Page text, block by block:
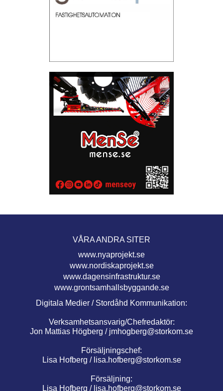
VÅRA ANDRA SITER
www.nyaprojekt.se
www.nordiskaprojekt.se
www.dagensinfrastruktur.se
www.grontsamhallsbyggande.se
Digitala Medier / Stordåhd Kommunikation:
Verksamhetsansvarig/Chefredaktör:
Jon Mattias Högberg / jmhogberg@storkom.se
Försäljningschef:
Lisa Hofberg / lisa.hofberg@storkom.se
Försäljning:
Lisa Hofberg / lisa.hofberg@storkom.se